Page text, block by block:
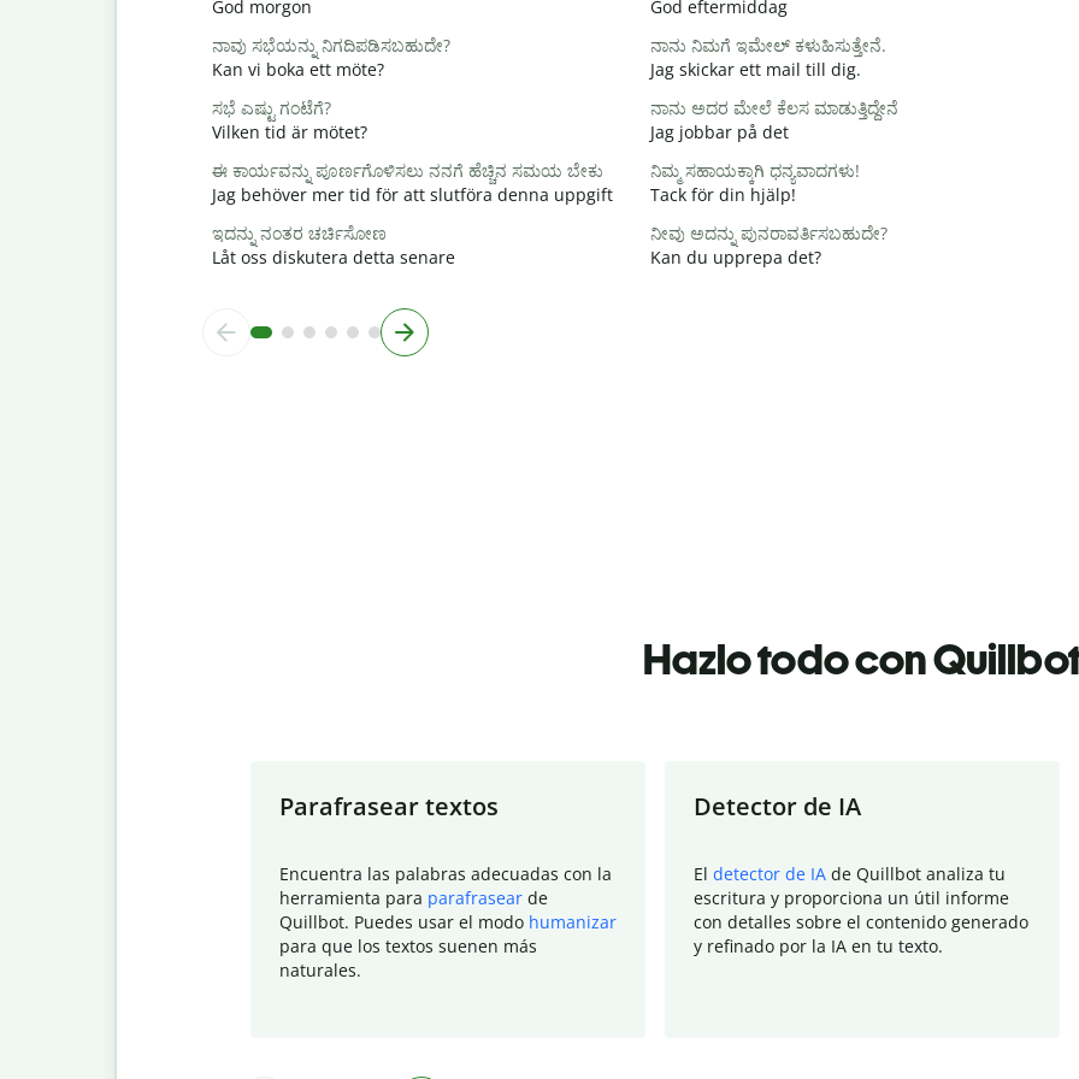
God morgon
God eftermiddag
ನಾವು ಸಭೆಯನ್ನು ನಿಗದಿಪಡಿಸಬಹುದೇ?
Kan vi boka ett möte?
ನಾನು ನಿಮಗೆ ಇಮೇಲ್ ಕಳುಹಿಸುತ್ತೇನೆ.
Jag skickar ett mail till dig.
ಸಭೆ ಎಷ್ಟು ಗಂಟೆಗೆ?
Vilken tid är mötet?
ನಾನು ಅದರ ಮೇಲೆ ಕೆಲಸ ಮಾಡುತ್ತಿದ್ದೇನೆ
Jag jobbar på det
ಈ ಕಾರ್ಯವನ್ನು ಪೂರ್ಣಗೊಳಿಸಲು ನನಗೆ ಹೆಚ್ಚಿನ ಸಮಯ ಬೇಕು
Jag behöver mer tid för att slutföra denna uppgift
ನಿಮ್ಮ ಸಹಾಯಕ್ಕಾಗಿ ಧನ್ಯವಾದಗಳು!
Tack för din hjälp!
ಇದನ್ನು ನಂತರ ಚರ್ಚಿಸೋಣ
Låt oss diskutera detta senare
ನೀವು ಅದನ್ನು ಪುನರಾವರ್ತಿಸಬಹುದೇ?
Kan du upprepa det?
Hazlo todo con
Parafrasear textos
Encuentra las palabras adecuadas con la
herramienta para parafrasear de
Quillbot. Puedes usar el modo humanizar
para que los textos suenen más
naturales.
Detector de IA
El detector de IA de Quillbot analiza tu
escritura y proporciona un útil informe
con detalles sobre el contenido generado
y refinado por la IA en tu texto.